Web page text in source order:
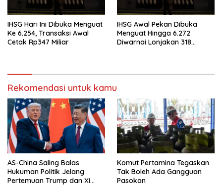
IHSG Hari Ini Dibuka Menguat
Ke 6.254, Transaksi Awal
Cetak Rp347 Miliar
IHSG Awal Pekan Dibuka
Menguat Hingga 6.272
Diwarnai Lonjakan 318
Rekomendasi untuk kamu
AS-China Saling Balas
Hukuman Politik Jelang
Pertemuan Trump dan Xi
Komut Pertamina Tegaskan
Tak Boleh Ada Gangguan
Pasokan